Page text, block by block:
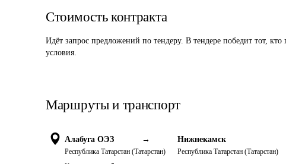
Стоимость контракта
Идёт запрос предложений по тендеру. В тендере победит тот,
условия.
Маршруты и транспорт
Алабуга ОЭЗ →
Республика Татарстан (Татарстан)
Нижнекамск
Республика Татарстан (Татарстан)